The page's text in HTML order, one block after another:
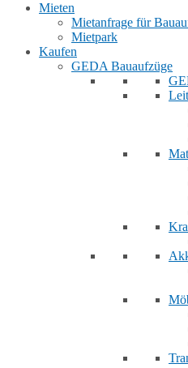
Mieten
Mietanfrage für
Mietpark
Kaufen
GEDA Bauaufzüge